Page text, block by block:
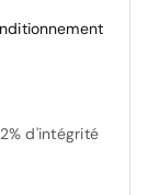
d'intégrité